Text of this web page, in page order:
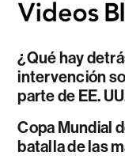
¿Qué hay
intervención
parte de EE.
Copa Mundial
batalla de las